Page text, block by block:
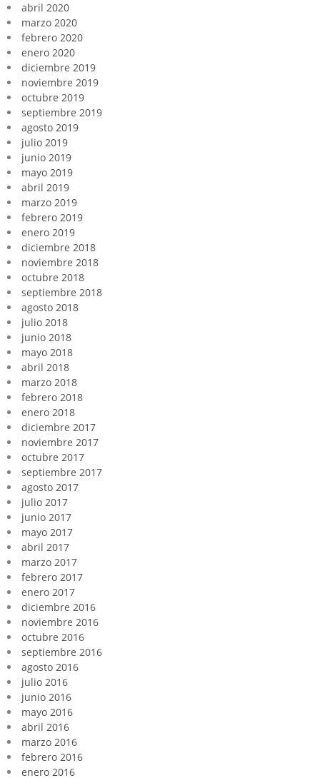
abril 2020
marzo 2020
febrero 2020
enero 2020
diciembre 2019
noviembre 2019
octubre 2019
septiembre 2019
agosto 2019
julio 2019
junio 2019
mayo 2019
abril 2019
marzo 2019
febrero 2019
enero 2019
diciembre 2018
noviembre 2018
octubre 2018
septiembre 2018
agosto 2018
julio 2018
junio 2018
mayo 2018
abril 2018
marzo 2018
febrero 2018
enero 2018
diciembre 2017
noviembre 2017
octubre 2017
septiembre 2017
agosto 2017
julio 2017
junio 2017
mayo 2017
abril 2017
marzo 2017
febrero 2017
enero 2017
diciembre 2016
noviembre 2016
octubre 2016
septiembre 2016
agosto 2016
julio 2016
junio 2016
mayo 2016
abril 2016
marzo 2016
febrero 2016
enero 2016